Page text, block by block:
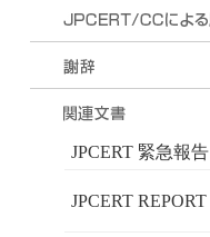
JPCERT 緊急報告
JPCERT REPORT